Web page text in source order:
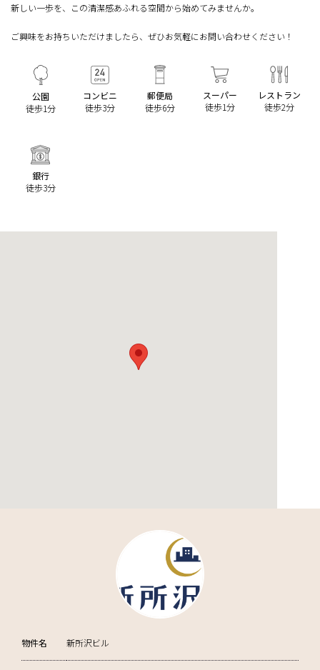
新しい一歩を、この清潔感あふれる空間から始めてみませんか。
ご興味をお持ちいただけましたら、ぜひお気軽にお問い合わせください！
公園
徒歩1分
コンビニ
徒歩3分
郵便局
徒歩6分
スーパー
徒歩1分
レストラン
徒歩2分
銀行
徒歩3分
物件名 新所沢ビル